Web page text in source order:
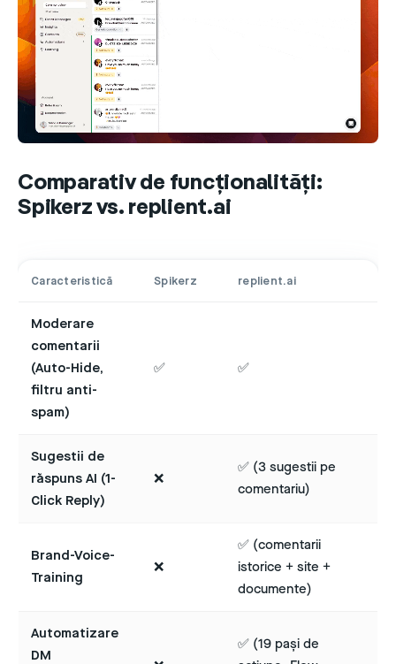
Comparativ de funcționalități:
Spikerz vs. replient.ai
Caracteristică Spikerz replient.ai
Moderare
comentarii
(Auto-Hide,
filtru anti-
spam)
✅ ✅
Sugestii de
răspuns AI (1-
Click Reply)
❌
✅ (3 sugestii pe
comentariu)
Brand-Voice-
Training
❌
✅ (comentarii
istorice + site +
documente)
Automatizare
DM
✅ (19 pași de